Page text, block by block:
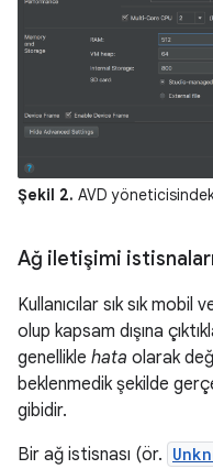
Şekil 2. AVD
Ağ iletişimi istisnaları
Kullanıcılar sık sık
olup kapsam dışına
genellikle hata olarak
beklenmedik şekilde
gibidir.
Bir ağ istisnası (ör.